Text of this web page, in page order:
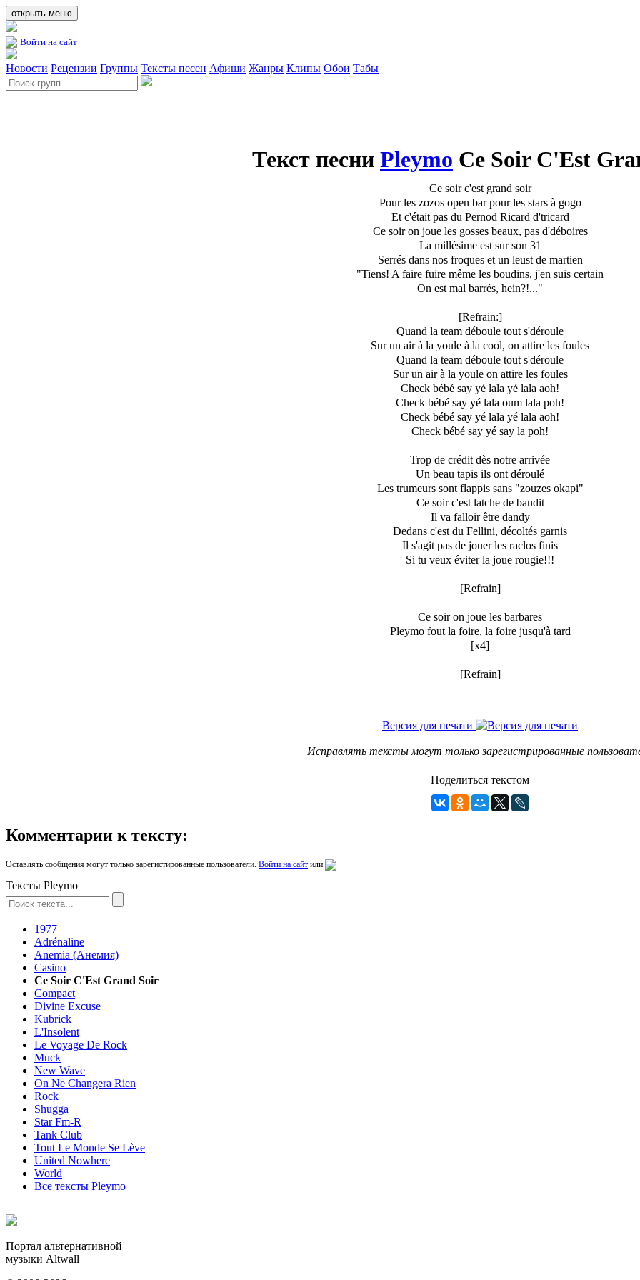
открыть меню
Войти на сайт
Новости Рецензии Группы Тексты песен Афиши Жанры Клипы Обои Табы
Текст песни Pleymo Ce Soir C'Est
Ce soir c'est grand soir
Pour les zozos open bar pour les stars à gogo
Et c'était pas du Pernod Ricard d'tricard
Ce soir on joue les gosses beaux, pas d'déboires
La millésime est sur son 31
Serrés dans nos froques et un leust de martien
"Tiens! A faire fuire même les boudins, j'en suis certain
On est mal barrés, hein?!..."
[Refrain:]
Quand la team déboule tout s'déroule
Sur un air à la youle à la cool, on attire les foules
Quand la team déboule tout s'déroule
Sur un air à la youle on attire les foules
Check bébé say yé lala yé lala aoh!
Check bébé say yé lala oum lala poh!
Check bébé say yé lala yé lala aoh!
Check bébé say yé say la poh!
Trop de crédit dès notre arrivée
Un beau tapis ils ont déroulé
Les trumeurs sont flappis sans "zouzes okapi"
Ce soir c'est latche de bandit
Il va falloir être dandy
Dedans c'est du Fellini, décoltés garnis
Il s'agit pas de jouer les raclos finis
Si tu veux éviter la joue rougie!!!
[Refrain]
Ce soir on joue les barbares
Pleymo fout la foire, la foire jusqu'à tard
[x4]
[Refrain]
Версия для печати
Исправлять тексты могут только зарегистрированные
Поделиться текстом
Комментарии к тексту:
Оставлять сообщения могут только зарегистированные пользователи. Войти на сайт или
Тексты Pleymo
1977
Adrénaline
Anemia (Анемия)
Casino
Ce Soir C'Est Grand Soir
Compact
Divine Excuse
Kubrick
L'Insolent
Le Voyage De Rock
Muck
New Wave
On Ne Changera Rien
Rock
Shugga
Star Fm-R
Tank Club
Tout Le Monde Se Lève
United Nowhere
World
Все тексты Pleymo
Портал альтернативной
музыки Altwall